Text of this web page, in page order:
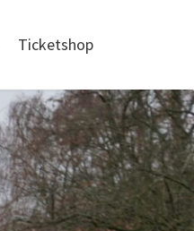
Ticketshop